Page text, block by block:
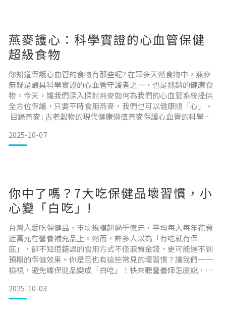
燕麥護心：科學實證的心血管保健
超級食物
你知道保護心血管的食物有那些呢? 在眾多天然食物中，燕麥
無疑是最具科學實證的心血管守護者之一，也是熱銷的健康食
物。今天，讓我們深入探討燕麥如何為我們的心血管系統提供
全方位保護，只要平時食用燕麥，我們也可以健康順「心」。
目錄燕麥 : 古老穀物的現代健康價值燕麥保護心血管的科學機
議結論與營養師建議燕麥常見問答 (FAQ) 燕麥 : 古老穀物的現代
健康價值燕麥 (Avena Sativa) 屬全穀雜糧，不僅是營養豐富的
2025-10-07
你中了嗎？7大吃保健品壞習慣，小
心變「白吃」!
台灣人愛吃保健品，市場規模超過千億元，平均每人每年花費
近萬元在營養補充品上。然而，許多人以為「有吃就有保
庇」，卻不知道錯誤的食用方式不僅浪費金錢，更可能達不到
預期的保健效果。你是否也有這些常見的壞習慣？讓我們一一
檢視，避免讓保健品變成「白吃」！快來聽營養師怎麼說，幫
保健品與咖啡或茶一起吃，效果大打折扣壞習慣 2 ：不按照建
議用法時間，亂吃一通壞習慣 3 ：衝突成分一起吃，降低吸收
2025-10-03